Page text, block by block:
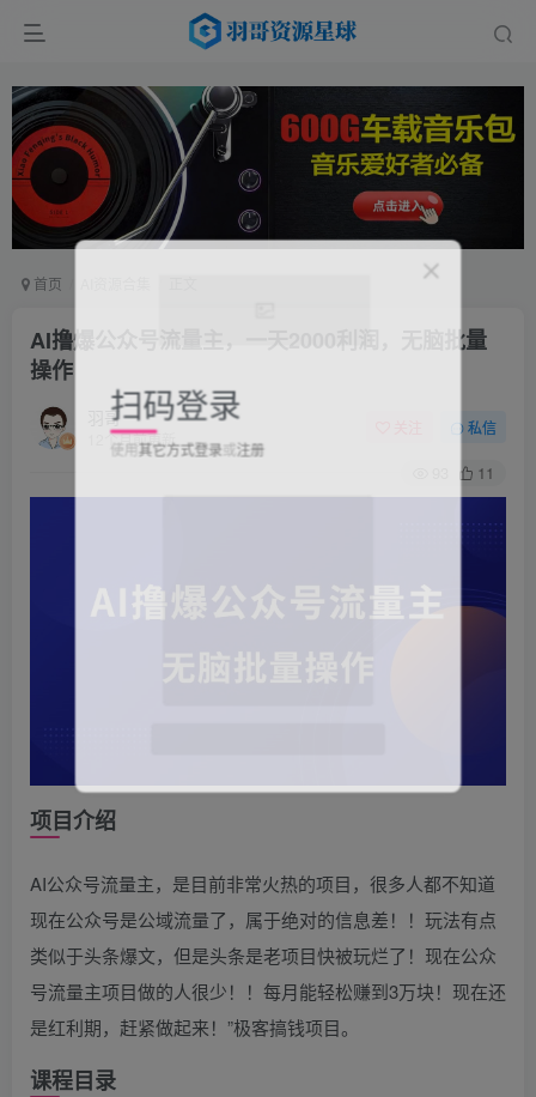
首页
AI撸爆公众号流量主，一天2000利润，无脑批量
操作
羽哥
12个月前更新
私信
11
项目介绍
AI公众号流量主，是目前非常火热的项目，很多人都不知道
现在公众号是公域流量了，属于绝对的信息差！！玩法有点
类似于头条爆文，但是头条是老项目快被玩烂了！现在公众
号流量主项目做的人很少！！每月能轻松赚到3万块！现在还
是红利期，赶紧做起来！”极客搞钱项目。
课程目录
扫码登录
使用其它方式登录或